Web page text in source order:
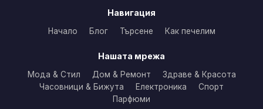
Навигация
Начало Блог Търсене Как печелим
Нашата мрежа
Мода & Стил Дом & Ремонт
Здраве & Красота
Часовници & Бижута
Електроника
Спорт
Парфюми